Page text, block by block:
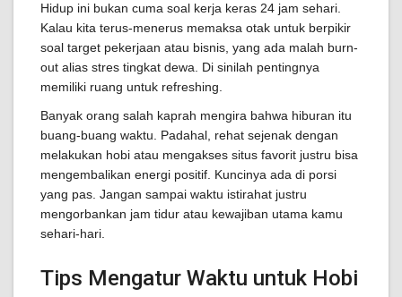
Hidup ini bukan cuma soal kerja keras 24 jam sehari.
Kalau kita terus-menerus memaksa otak untuk berpikir
soal target pekerjaan atau bisnis, yang ada malah burn-
out alias stres tingkat dewa. Di sinilah pentingnya
memiliki ruang untuk refreshing.
Banyak orang salah kaprah mengira bahwa hiburan itu
buang-buang waktu. Padahal, rehat sejenak dengan
melakukan hobi atau mengakses situs favorit justru bisa
mengembalikan energi positif. Kuncinya ada di porsi
yang pas. Jangan sampai waktu istirahat justru
mengorbankan jam tidur atau kewajiban utama kamu
sehari-hari.
Tips Mengatur Waktu untuk Hobi